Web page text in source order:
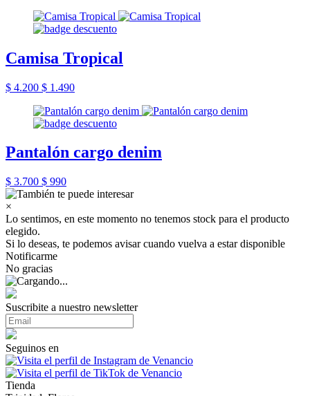
Camisa Tropical
$ 4.200 $ 1.490
Pantalón cargo denim
$ 3.700 $ 990
×
Lo sentimos, en este momento no tenemos stock para el producto
elegido.
Si lo deseas, te podemos avisar cuando vuelva a estar disponible
Notificarme
No gracias
Suscribite a nuestro newsletter
Seguinos en
Tienda